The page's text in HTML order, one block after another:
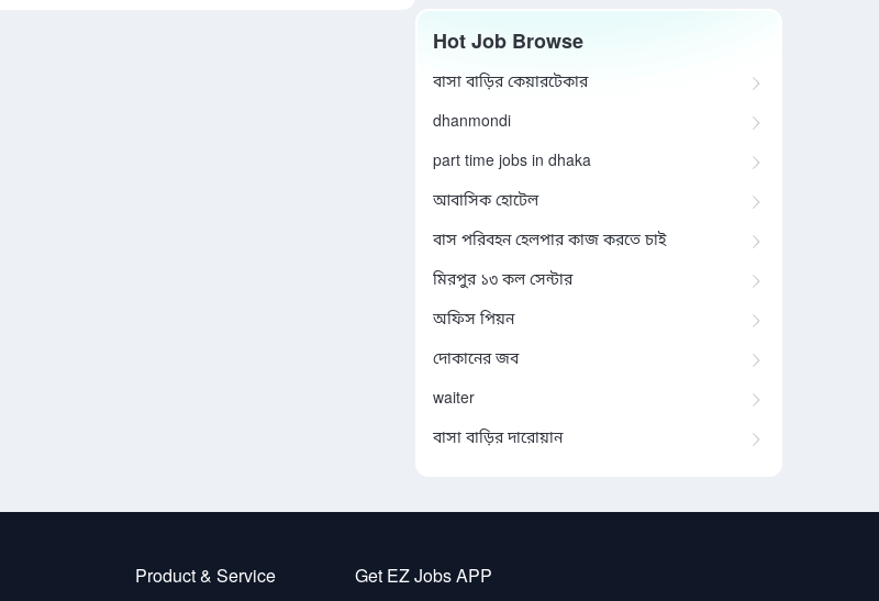
Hot Job Browse
বাসা বাড়ির কেয়ারটেকার
dhanmondi
part time jobs in dhaka
আবাসিক হোটেল
বাস পরিবহন হেলপার কাজ করতে চাই
মিরপুর ১৩ কল সেন্টার
অফিস পিয়ন
দোকানের জব
waiter
বাসা বাড়ির দারোয়ান
Product & Service Get EZ Jobs APP